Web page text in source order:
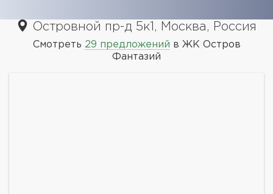
Островной пр-д 5к1, Москва, Россия
Смотреть 29 предложений в ЖК Остров
Фантазий